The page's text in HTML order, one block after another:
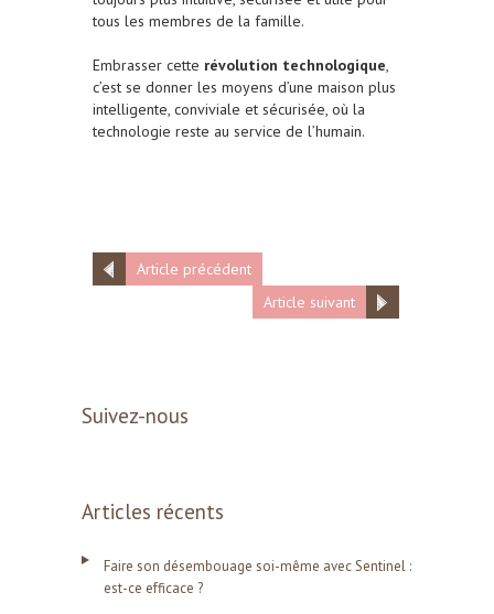
tous les membres de la famille.
Embrasser cette révolution technologique,
c’est se donner les moyens d’une maison plus
intelligente, conviviale et sécurisée, où la
technologie reste au service de l’humain.
Article précédent
Article suivant
Suivez-nous
Articles récents
Faire son désembouage soi-même avec Sentinel :
est-ce efficace ?